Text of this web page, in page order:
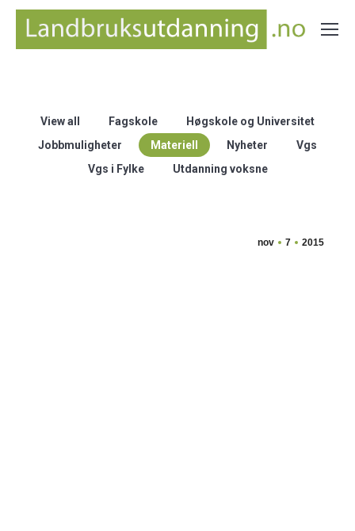
View all Fagskole
Høgskole og Universitet
Jobbmuligheter
Materiell Nyheter
Vgs
Vgs i Fylke
Utdanning voksne
nov 7 2015